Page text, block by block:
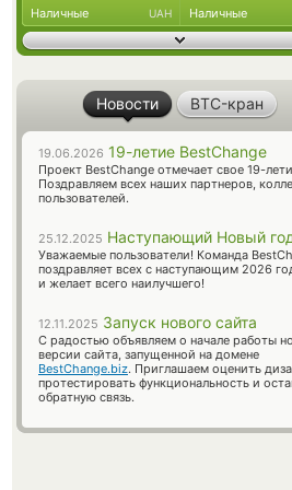
Наличные UAH Наличные
Новости BTC-кран
19.06.2026 19-летие BestChange
Проект BestChange отмечает свое 19-
Поздравляем всех наших партнеров,
пользователей.
25.12.2025 Наступающий Новый
Уважаемые пользователи! Команда
поздравляет всех с наступающим 2026
и желает всего наилучшего!
12.11.2025 Запуск нового сайта
С радостью объявляем о начале работы
версии сайта, запущенной на домене
BestChange.biz. Приглашаем оценить
протестировать функциональность и
обратную связь.